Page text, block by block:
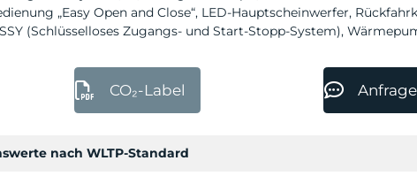
„Easy Open and Close“, LED-Hauptscheinwerfer,
(Schlüsselloses Zugangs- und Start-Stopp-System),
CO₂-Label
nach WLTP-Standard